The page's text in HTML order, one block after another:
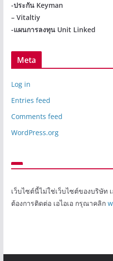
-ประกัน Keyman
– Vitaltiy
-แผนการลงทุน Unit Linked
Meta
Log in
Entries feed
Comments feed
WordPress.org
เว็บไซต์นี้ไม่ใช่เว็บไซต์ของบริษัท เ
ต้องการติดต่อ เอไอเอ กรุณาคลิก